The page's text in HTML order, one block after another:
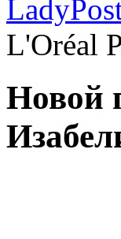
L'Oréal
Новой